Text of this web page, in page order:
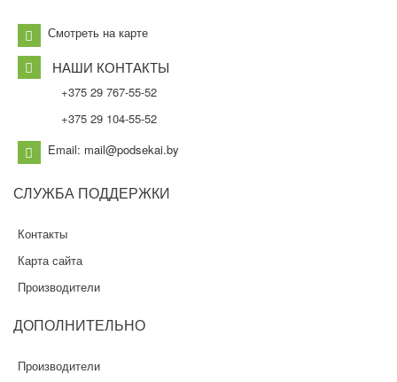
Смотреть на карте
НАШИ КОНТАКТЫ
+375 29 767-55-52
+375 29 104-55-52
Email: mail@podsekai.by
СЛУЖБА ПОДДЕРЖКИ
Контакты
Карта сайта
Производители
ДОПОЛНИТЕЛЬНО
Производители